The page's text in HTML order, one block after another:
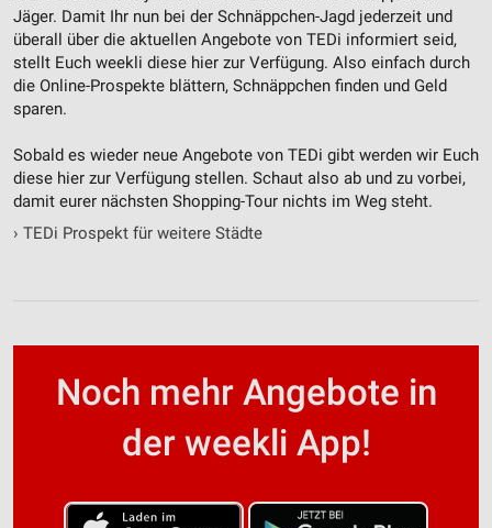
Jäger. Damit Ihr nun bei der Schnäppchen-Jagd jederzeit und
überall über die aktuellen Angebote von TEDi informiert seid,
stellt Euch weekli diese hier zur Verfügung. Also einfach durch
die Online-Prospekte blättern, Schnäppchen finden und Geld
sparen.
Sobald es wieder neue Angebote von TEDi gibt werden wir Euch
diese hier zur Verfügung stellen. Schaut also ab und zu vorbei,
damit eurer nächsten Shopping-Tour nichts im Weg steht.
› TEDi Prospekt für weitere Städte
Noch mehr Angebote in
der weekli App!
Werbung